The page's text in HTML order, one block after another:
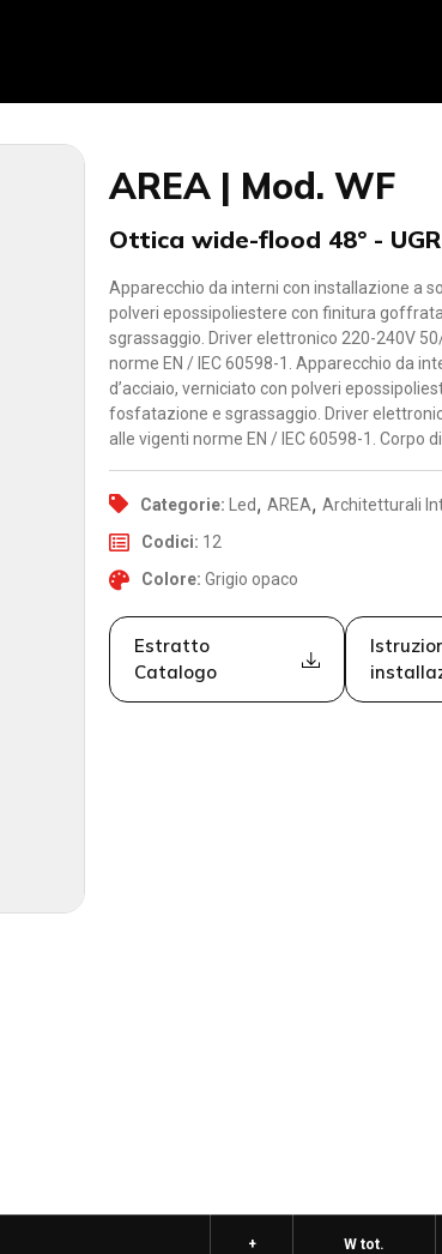
AREA | Mod. WF
Ottica wide-flood 48° -
Apparecchio da interni con installazione a
polveri epossipoliestere con finitura
sgrassaggio. Driver elettronico 220-240V
norme EN / IEC 60598-1. Apparecchio da
d’acciaio, verniciato con polveri
fosfatazione e sgrassaggio. Driver
alle vigenti norme EN / IEC 60598-1. Corpo
Categorie: Led, AREA, Architetturali
Codici: 12
Colore: Grigio opaco
Estratto
Catalogo
+ W tot.